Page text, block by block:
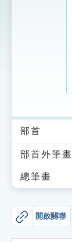
索引選單
知識索引
單字索引
部首
部首外筆畫
總筆畫
開啟關聯